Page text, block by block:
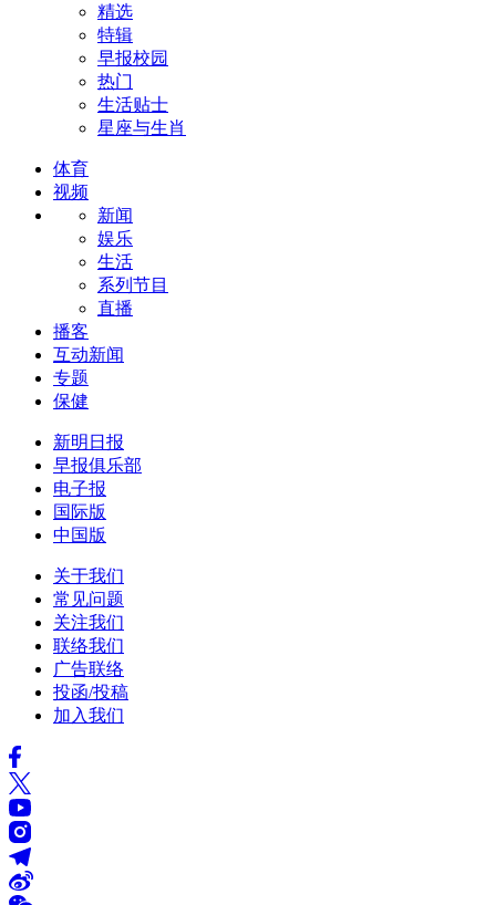
精选
特辑
早报校园
热门
生活贴士
星座与生肖
体育
视频
新闻
娱乐
生活
系列节目
直播
播客
互动新闻
专题
保健
新明日报
早报俱乐部
电子报
国际版
中国版
关于我们
常见问题
关注我们
联络我们
广告联络
投函/投稿
加入我们